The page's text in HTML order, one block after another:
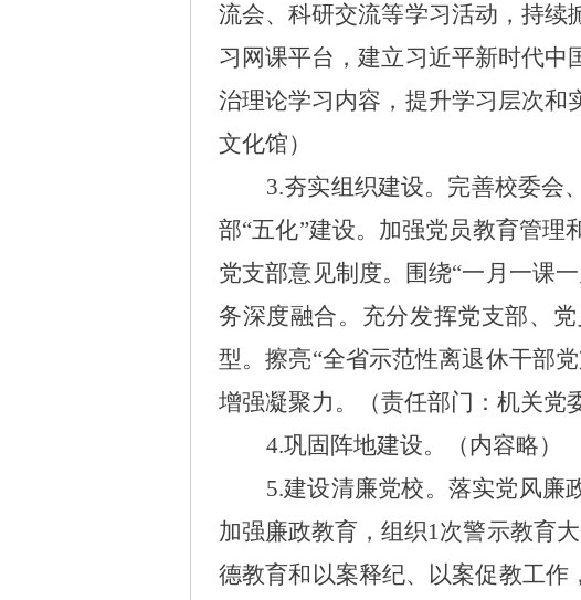
流会、科研交流等学习活动，持续
习网课平台，建立习近平新时代
治理论学习内容，提升学习层次和
文化馆）
3.夯实组织建设。 完善校委会
部“五化”建设。加强党员教育管
党支部意见制度。围绕“一月一课
务深度融合。充分发挥党支部、
型。擦亮“全省示范性离退休干部
增强凝聚力。（责任部门：机关党
4.巩固阵地建设。（内容略）
5.建设清廉党校。 落实党风廉
加强廉政教育，组织1次警示教育
德教育和以案释纪、以案促教工作